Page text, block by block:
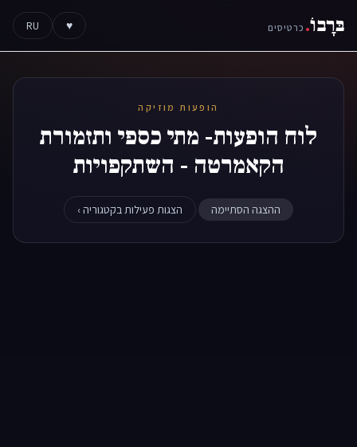
בּרָבוֹ. כרטיסים ♥
RU
הופעות מוזיקה
לוח הופעות- מתי כספי ותזמורת
הקאמרטה - השתקפויות
ההצגה הסתיימה הצגות פעילות בקטגוריה ›